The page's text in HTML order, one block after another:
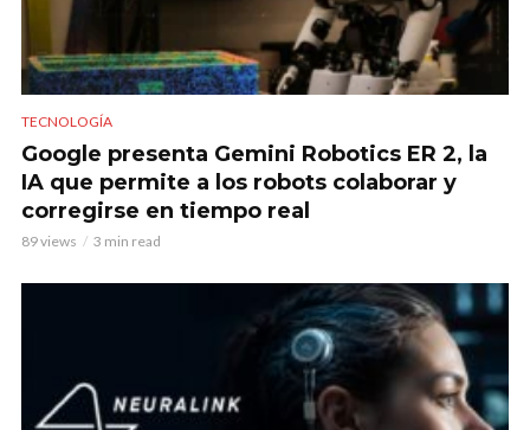
TECNOLOGÍA
Google presenta Gemini Robotics ER 2, la
IA que permite a los robots colaborar y
corregirse en tiempo real
89 views 3 min read